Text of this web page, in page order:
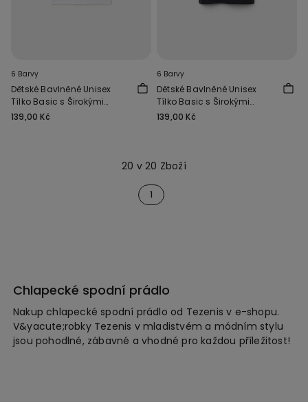
6 Barvy
Dětské Bavlněné Unisex
Tílko Basic s Širokými
Ramínky
139,00 Kč
6 Barvy
Dětské Bavlněné Unisex
Tílko Basic s Širokými
Ramínky
139,00 Kč
20 v 20 Zboží
1
Chlapecké spodní prádlo
Nakup chlapecké spodní prádlo od Tezenis v e-shopu.
V&yacute;robky Tezenis v mladistvém a módním stylu
jsou pohodlné, zábavné a vhodné pro každou příležitost!